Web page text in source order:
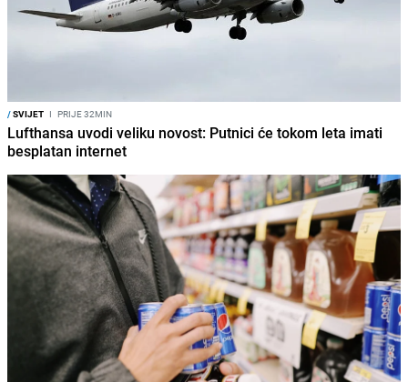
/SVIJET I PRIJE 32MIN
Lufthansa uvodi veliku novost: Putnici će tokom leta imati
besplatan internet